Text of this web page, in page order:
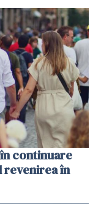
continuare
revenirea în